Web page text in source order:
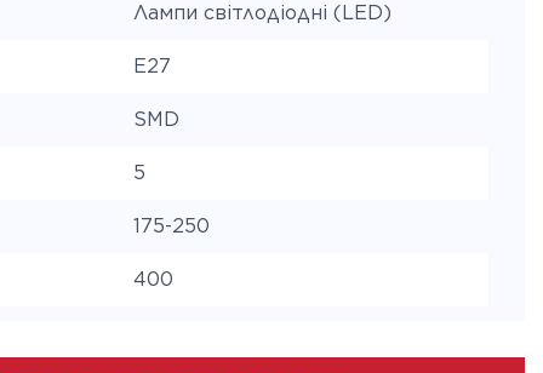
Лампи світлодіодні (LED)
E27
SMD
5
175-250
400